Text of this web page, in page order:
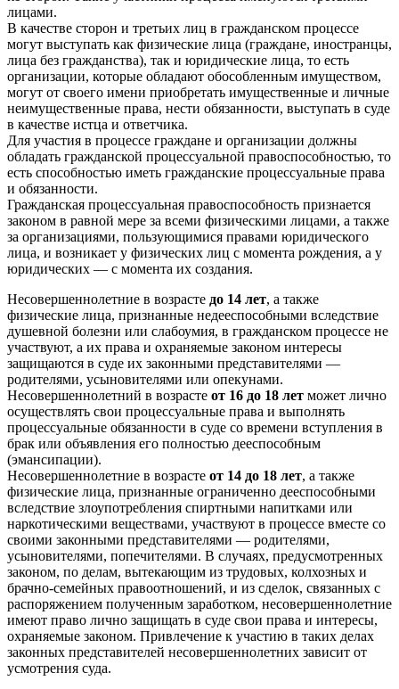
лицами.
В качестве сторон и третьих лиц в гражданском процессе
могут выступать как физические лица (граждане, иностранцы,
лица без гражданства), так и юридические лица, то есть
организации, которые обладают обособленным имуществом,
могут от своего имени приобретать имущественные и личные
неимущественные права, нести обязанности, выступать в суде
в качестве истца и ответчика.
Для участия в процессе граждане и организации должны
обладать гражданской процессуальной правоспособностью, то
есть способностью иметь гражданские процессуальные права
и обязанности.
Гражданская процессуальная правоспособность признается
законом в равной мере за всеми физическими лицами, а также
за организациями, пользующимися правами юридического
лица, и возникает у физических лиц с момента рождения, а у
юридических — с момента их создания.
Несовершеннолетние в возрасте до 14 лет, а также
физические лица, признанные недееспособными вследствие
душевной болезни или слабоумия, в гражданском процессе не
участвуют, а их права и охраняемые законом интересы
защищаются в суде их законными представителями —
родителями, усыновителями или опекунами.
Несовершеннолетний в возрасте от 16 до 18 лет может лично
осуществлять свои процессуальные права и выполнять
процессуальные обязанности в суде со времени вступления в
брак или объявления его полностью дееспособным
(эмансипации).
Несовершеннолетние в возрасте от 14 до 18 лет, а также
физические лица, признанные ограниченно дееспособными
вследствие злоупотребления спиртными напитками или
наркотическими веществами, участвуют в процессе вместе со
своими законными представителями — родителями,
усыновителями, попечителями. В случаях, предусмотренных
законом, по делам, вытекающим из трудовых, колхозных и
брачно-семейных правоотношений, и из сделок, связанных с
распоряжением полученным заработком, несовершеннолетние
имеют право лично защищать в суде свои права и интересы,
охраняемые законом. Привлечение к участию в таких делах
законных представителей несовершеннолетних зависит от
усмотрения суда.